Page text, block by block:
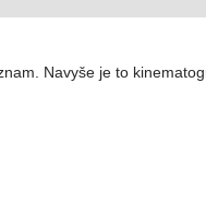
Navyše je to